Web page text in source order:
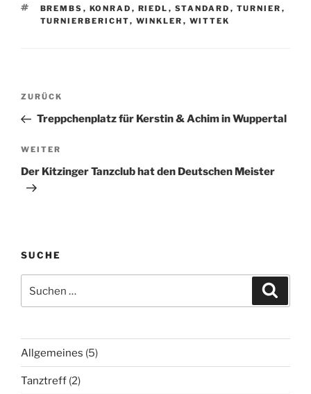
SCHLAGWÖRTER
BREMBS , KONRAD , RIEDL , STANDARD , TURNIER ,
TURNIERBERICHT, WINKLER , WITTEK
Beitragsnavigation
Vorheriger
Beitrag
ZURÜCK
Treppchenplatz für Kerstin & Achim in Wuppertal
Nächster
Beitrag
WEITER
Der Kitzinger Tanzclub hat den Deutschen Meister
SUCHE
nach:
Allgemeines (5)
Tanztreff (2)